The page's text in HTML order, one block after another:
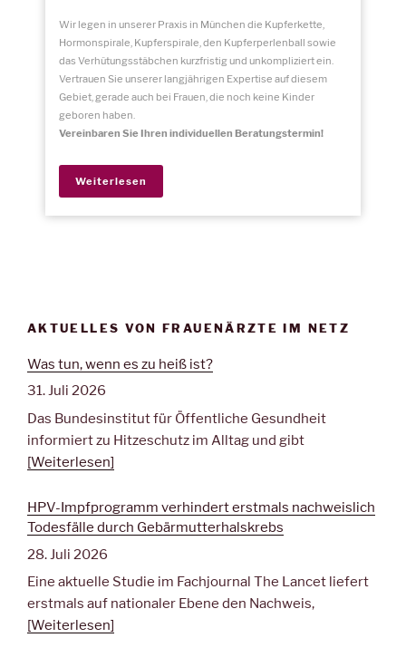
Wir legen in unserer Praxis in München die Kupferkette,
Hormonspirale, Kupferspirale, den Kupferperlenball sowie
das Verhütungsstäbchen kurzfristig und unkompliziert ein.
Vertrauen Sie unserer langjährigen Expertise auf diesem
Gebiet, gerade auch bei Frauen, die noch keine Kinder
geboren haben.
Vereinbaren Sie Ihren individuellen Beratungstermin!
Weiterlesen
AKTUELLES VON FRAUENÄRZTE IM NETZ
Was tun, wenn es zu heiß ist?
31. Juli 2026
Das Bundesinstitut für Öffentliche Gesundheit
informiert zu Hitzeschutz im Alltag und gibt
[Weiterlesen]
HPV-Impfprogramm verhindert erstmals nachweislich
Todesfälle durch Gebärmutterhalskrebs
28. Juli 2026
Eine aktuelle Studie im Fachjournal The Lancet liefert
erstmals auf nationaler Ebene den Nachweis,
[Weiterlesen]